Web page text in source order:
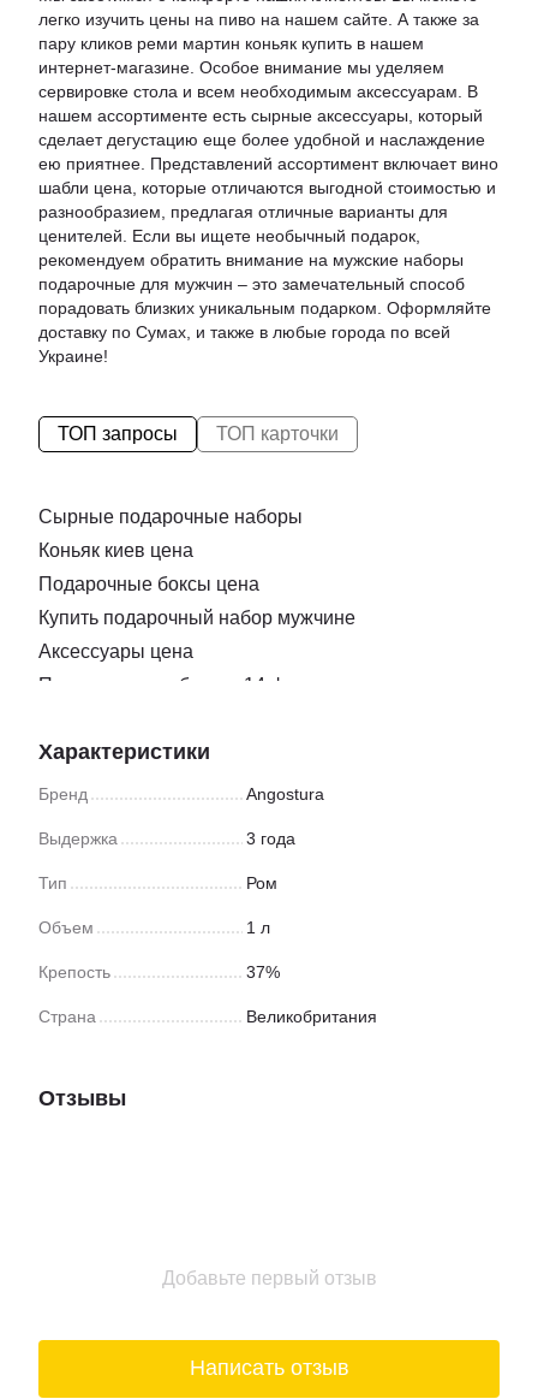
легко изучить цены на пиво на нашем сайте. А также за
пару кликов реми мартин коньяк купить в нашем
интернет-магазине. Особое внимание мы уделяем
сервировке стола и всем необходимым аксессуарам. В
нашем ассортименте есть сырные аксессуары , который
сделает дегустацию еще более удобной и наслаждение
ею приятнее. Представлений ассортимент включает вино
шабли цена , которые отличаются выгодной стоимостью и
разнообразием, предлагая отличные варианты для
ценителей. Если вы ищете необычный подарок,
рекомендуем обратить внимание на мужские наборы
подарочные для мужчин – это замечательный способ
порадовать близких уникальным подарком. Оформляйте
доставку по Сумах, и также в любые города по всей
Украине!
ТОП запросы ТОП карточки
Сырные подарочные наборы
Коньяк киев цена
Подарочные боксы цена
Купить подарочный набор мужчине
Аксессуары цена
Подарочные наборы к 14 февраля
Купить подарок ко дню влюбленных
Бокс подарочный для подруги
Подарочные коробки ко дню святого валентина
Заказать соки
Подарки на новый год боксы
Магазин мармелад киев
Подарочные наборы новый год
Набор корпоративных подарков
Характеристики
Бренд Angostura
Выдержка 3 года
Тип Ром
Объем 1 л
Крепость 37%
Страна Великобритания
Отзывы
Добавьте первый отзыв
Написать отзыв